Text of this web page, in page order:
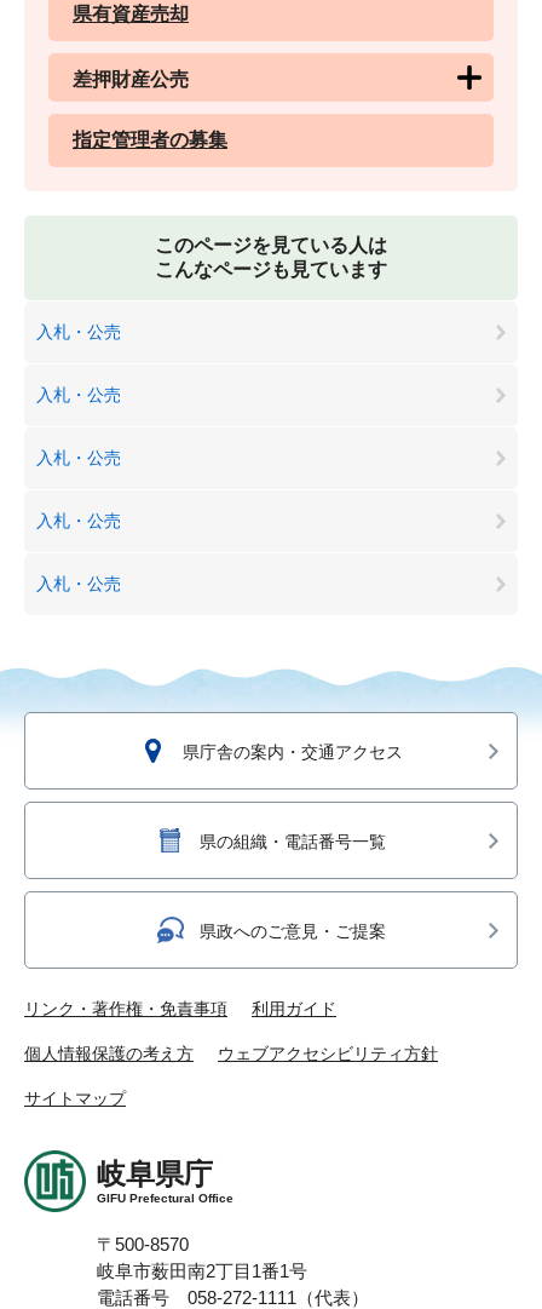
県有資産売却
差押財産公売
指定管理者の募集
このページを見ている人は
こんなページも見ています
入札・公売
入札・公売
入札・公売
入札・公売
入札・公売
県庁舎の案内・交通アクセス
県の組織・電話番号一覧
県政へのご意見・ご提案
リンク・著作権・免責事項 利用ガイド
個人情報保護の考え方 ウェブアクセシビリティ方針
サイトマップ
岐阜県庁
GIFU Prefectural Office
〒500-8570
岐阜市薮田南2丁目1番1号
電話番号 058-272-1111（代表）